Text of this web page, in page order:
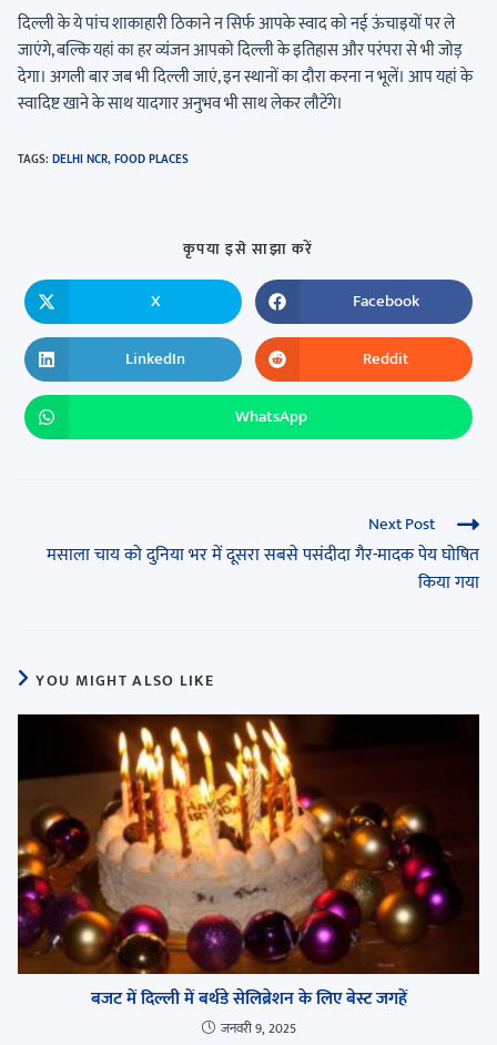
दिल्ली के ये पांच शाकाहारी ठिकाने न सिर्फ आपके स्वाद को नई ऊंचाइयों पर ले
जाएंगे, बल्कि यहां का हर व्यंजन आपको दिल्ली के इतिहास और परंपरा से भी जोड़
देगा। अगली बार जब भी दिल्ली जाएं, इन स्थानों का दौरा करना न भूलें। आप यहां के
स्वादिष्ट खाने के साथ यादगार अनुभव भी साथ लेकर लौटेंगे।
TAGS: DELHI NCR,FOOD PLACES
कृपया इसे साझा करें
X Facebook
LinkedIn Reddit
WhatsApp
Next Post
मसाला चाय को दुनिया भर में दूसरा सबसे पसंदीदा गैर-मादक पेय घोषित
किया गया
YOU MIGHT ALSO LIKE
बजट में दिल्ली में बर्थडे सेलिब्रेशन के लिए बेस्ट जगहें
जनवरी 9, 2025